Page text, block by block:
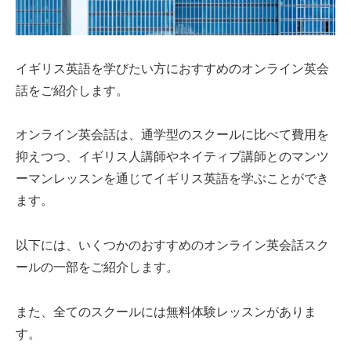
イギリス英語を学びたい方におすすめのオンライン英会
話をご紹介します。
オンライン英会話は、通学型のスクールに比べて費用を
抑えつつ、イギリス人講師やネイティブ講師とのマンツ
ーマンレッスンを通じてイギリス英語を学ぶことができ
ます。
以下には、いくつかのおすすめのオンライン英会話スク
ールの一部をご紹介します。
また、全てのスクールには無料体験レッスンがありま
す。